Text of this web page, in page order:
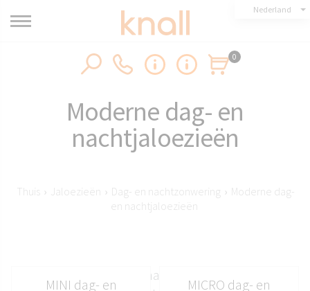
Nederland
0
Moderne dag- en
nachtjaloezieën
Thuis › Jaloezieën › Dag- en nachtzonwering › Moderne dag-
en nachtjaloezieën
Moderne dag- en nachtjaloezieën voor
MINI dag- en
MICRO dag- en